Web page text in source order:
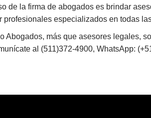
de la firma de abogados es brindar
profesionales especializados en todas
Abogados, más que asesores legales,
al (511)372-4900, WhatsApp: